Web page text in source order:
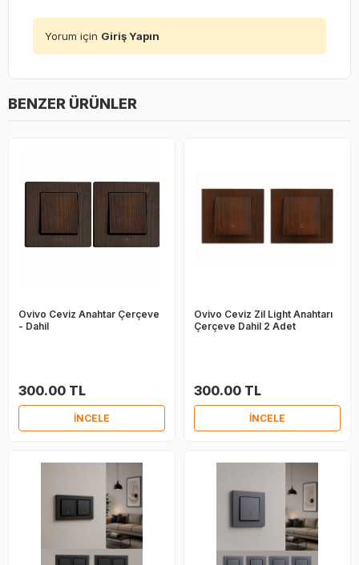
Yorum için Giriş Yapın
BENZER ÜRÜNLER
Ovivo Ceviz Anahtar Çerçeve
- Dahil
300.00 TL
İNCELE
Ovivo Ceviz Zil Light Anahtarı
Çerçeve Dahil 2 Adet
300.00 TL
İNCELE